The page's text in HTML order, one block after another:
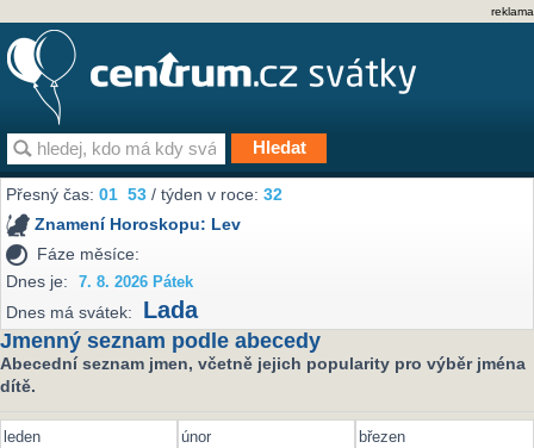
reklama
Přesný čas:01 53 / týden v roce:32
Znamení Horoskopu: Lev
Fáze měsíce:
Dnes je:
7. 8. 2026 Pátek
Dnes má svátek: Lada
Jmenný seznam podle abecedy
Abecední seznam jmen, včetně jejich popularity pro výběr jména
dítě.
leden únor
březen